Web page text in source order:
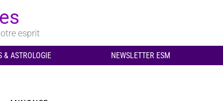
esprit
& ASTROLOGIE NEWSLETTER ESM